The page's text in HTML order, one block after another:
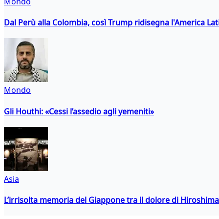
Dal Perù alla Colombia, così Trump ridisegna l'America
Mondo
Gli Houthi: «Cessi l’assedio agli yemeniti»
Asia
L’irrisolta memoria del Giappone tra il dolore di